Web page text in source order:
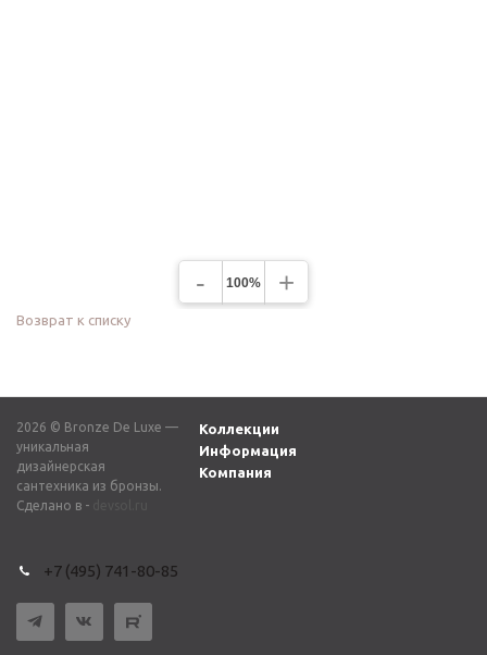
- 100% +
Возврат к списку
2026 © Bronze De Luxe —
уникальная
дизайнерская
сантехника из бронзы.
Сделано в -
Коллекции
Информация
Компания
+7 (495) 741-80-85